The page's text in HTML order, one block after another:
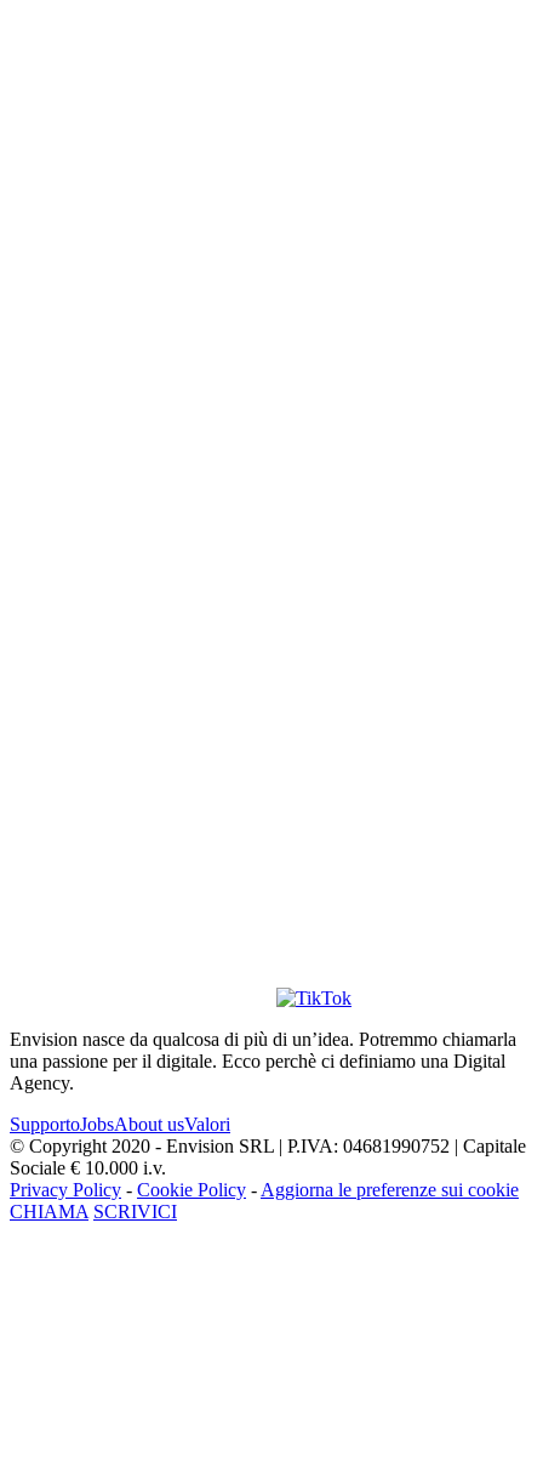
Envision nasce da qualcosa di più di un’idea. Potremmo chiamarla
una passione per il digitale. Ecco perchè ci definiamo una Digital
Agency.
SupportoJobsAbout usValori
© Copyright 2020 - Envision SRL | P.IVA: 04681990752 | Capitale
Sociale € 10.000 i.v.
Privacy Policy - Cookie Policy - Aggiorna le preferenze sui cookie
CHIAMA SCRIVICI